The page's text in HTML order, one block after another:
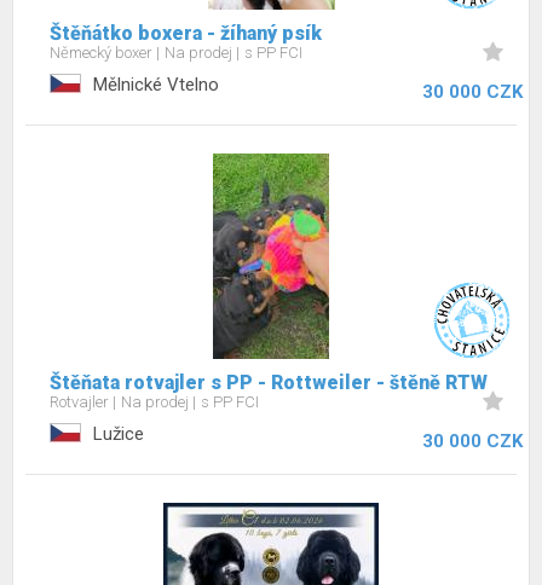
Štěňátko boxera - žíhaný psík
Německý boxer Na prodej s PP FCI
Mělnické Vtelno 30 000 CZK
Štěňata rotvajler s PP - Rottweiler - štěně RTW
Rotvajler Na prodej s PP FCI
Lužice 30 000 CZK